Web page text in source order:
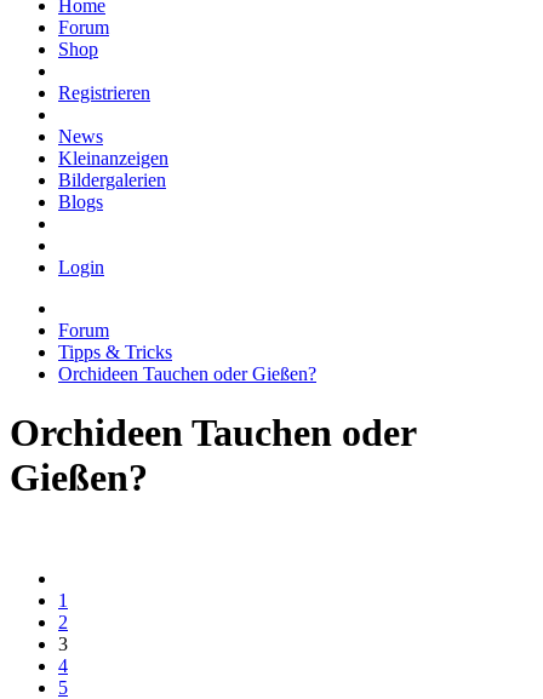
Home
Forum
Shop
Registrieren
News
Kleinanzeigen
Bildergalerien
Blogs
Login
Forum
Tipps & Tricks
Orchideen Tauchen oder Gießen?
Orchideen Tauchen oder
Gießen?
1
2
3
4
5